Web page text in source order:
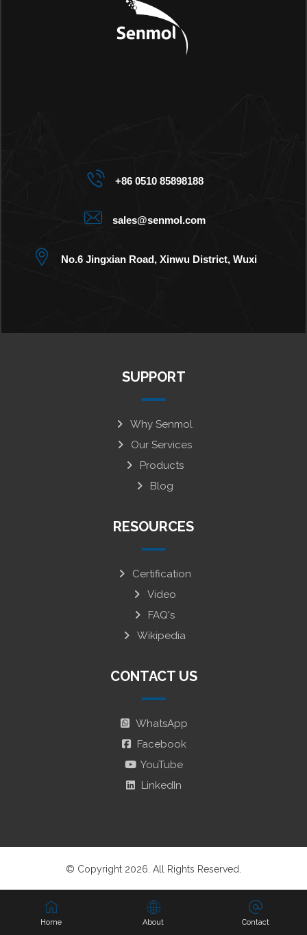
+86 0510 85898188
sales@senmol.com
No.6 Jingxian Road, Xinwu District, Wuxi
SUPPORT
Why Senmol
Our Services
Products
Blog
RESOURCES
Certification
Video
FAQ's
Wikipedia
CONTACT US
WhatsApp
Facebook
YouTube
LinkedIn
© Copyright 2026. All Rights Reserved.
Home About Contact